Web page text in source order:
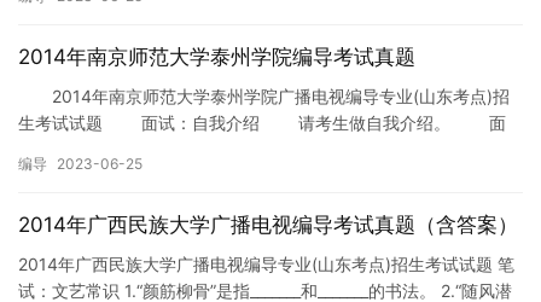
为…
2014年南京师范大学泰州学院编导考试真题
2014年南京师范大学泰州学院广播电视编导专业(山东考点)招
生考试试题 面试：自我介绍 请考生做自我介绍。 面
编导 2023-06-25
2014年广西民族大学广播电视编导考试真题（含答案）
2014年广西民族大学广播电视编导专业(山东考点)招生考试试题 笔
试：文艺常识 1.“颜筋柳骨”是指_______和_______的书法。 2.“随风潜